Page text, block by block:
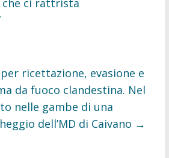
ricettazione, evasione e
da fuoco clandestina. Nel
nelle gambe di una
dell’MD di Caivano →